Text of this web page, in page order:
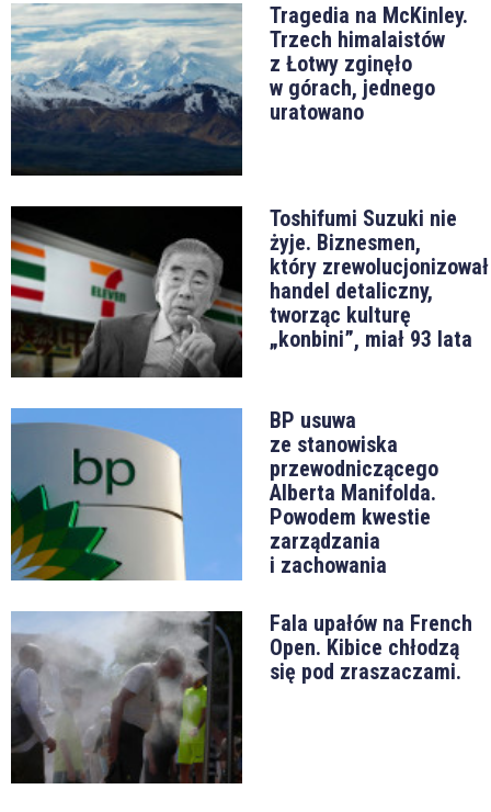
Tragedia na McKinley.
Trzech himalaistów
z Łotwy zginęło
w górach, jednego
uratowano
Toshifumi Suzuki nie
żyje. Biznesmen,
który zrewolucjonizował
handel detaliczny,
tworząc kulturę
„konbini”, miał 93 lata
BP usuwa
ze stanowiska
przewodniczącego
Alberta Manifolda.
Powodem kwestie
zarządzania
i zachowania
Fala upałów na French
Open. Kibice chłodzą
się pod zraszaczami.